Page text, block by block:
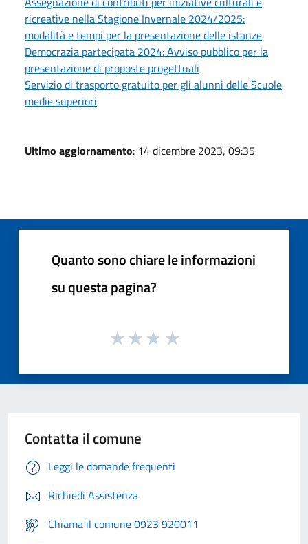
ricreative nella Stagione Invernale 2024/2025:
modalità e tempi per la presentazione delle istanze
Democrazia partecipata 2024: Avviso pubblico per la
presentazione di proposte progettuali
Servizio di trasporto gratuito per gli alunni delle Scuole
medie superiori
Ultimo aggiornamento: 14 dicembre 2023, 09:35
Quanto sono chiare le informazioni
su questa pagina?
Contatta il comune
Leggi le domande frequenti
Richiedi Assistenza
Chiama il comune 0923 920011